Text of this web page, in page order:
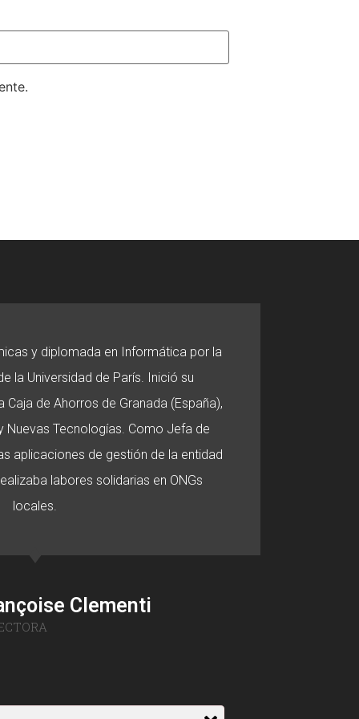
y diplomada en Informática por la
la Universidad de París. Inició su
de Ahorros de Granada (España),
Nuevas Tecnologías. Como Jefa de
aplicaciones de gestión de la entidad
labores solidarias en ONGs
locales.
Clementi